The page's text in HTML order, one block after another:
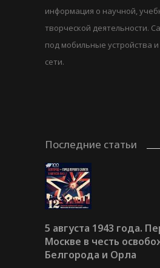
информация о научной,
творческой деятельности.
под мобильные устройства
сети.
Последние статьи
5 августа 1943 года.
Москве в честь
Белгорода и Орла